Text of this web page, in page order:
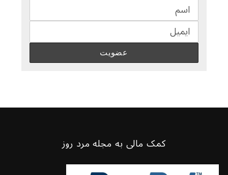
کمک مالی به مجله مرد روز